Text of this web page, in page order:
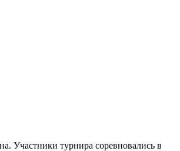
Участники турнира соревновались в